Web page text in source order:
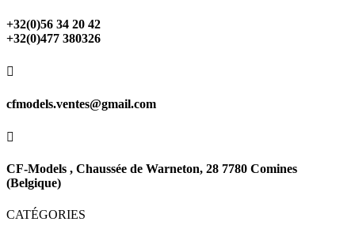
+32(0)56 34 20 42
+32(0)477 380326

cfmodels.ventes@gmail.com

CF-Models , Chaussée de Warneton, 28 7780 Comines
(Belgique)
CATÉGORIES